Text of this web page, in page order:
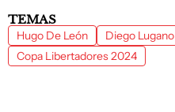
TEMAS
Hugo De León Diego Lugano
Copa Libertadores 2024